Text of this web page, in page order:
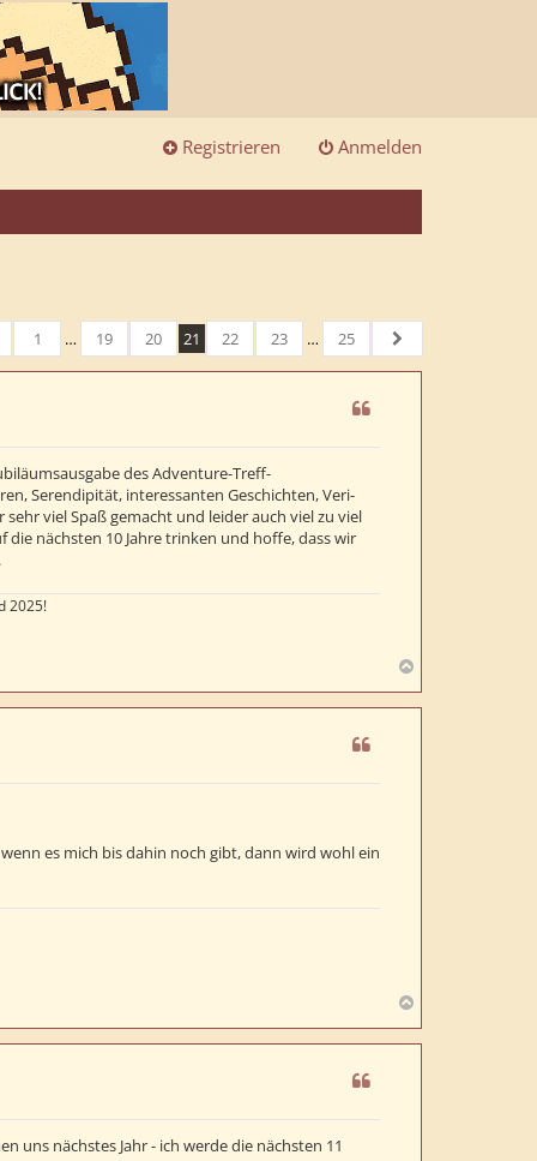
Anmelden
Registrieren
25
1 … 19 20 21 22 23 …
25
Nächste
des Adventure-Treff-
Serendipität, interessanten Geschichten, Veri-
viel Spaß gemacht und leider auch viel zu viel
nächsten 10 Jahre trinken und hoffe, dass wir
2025!
c
es mich bis dahin noch gibt, dann wird wohl ein
c
uns nächstes Jahr - ich werde die nächsten 11